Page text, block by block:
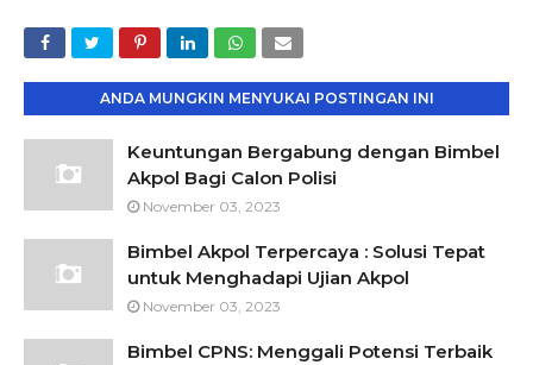
ANDA MUNGKIN MENYUKAI POSTINGAN INI
Keuntungan Bergabung dengan Bimbel
Akpol Bagi Calon Polisi
November 03, 2023
Bimbel Akpol Terpercaya : Solusi Tepat
untuk Menghadapi Ujian Akpol
November 03, 2023
Bimbel CPNS: Menggali Potensi Terbaik